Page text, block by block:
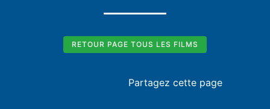
RETOUR PAGE TOUS LES FILMS
Partagez cette page